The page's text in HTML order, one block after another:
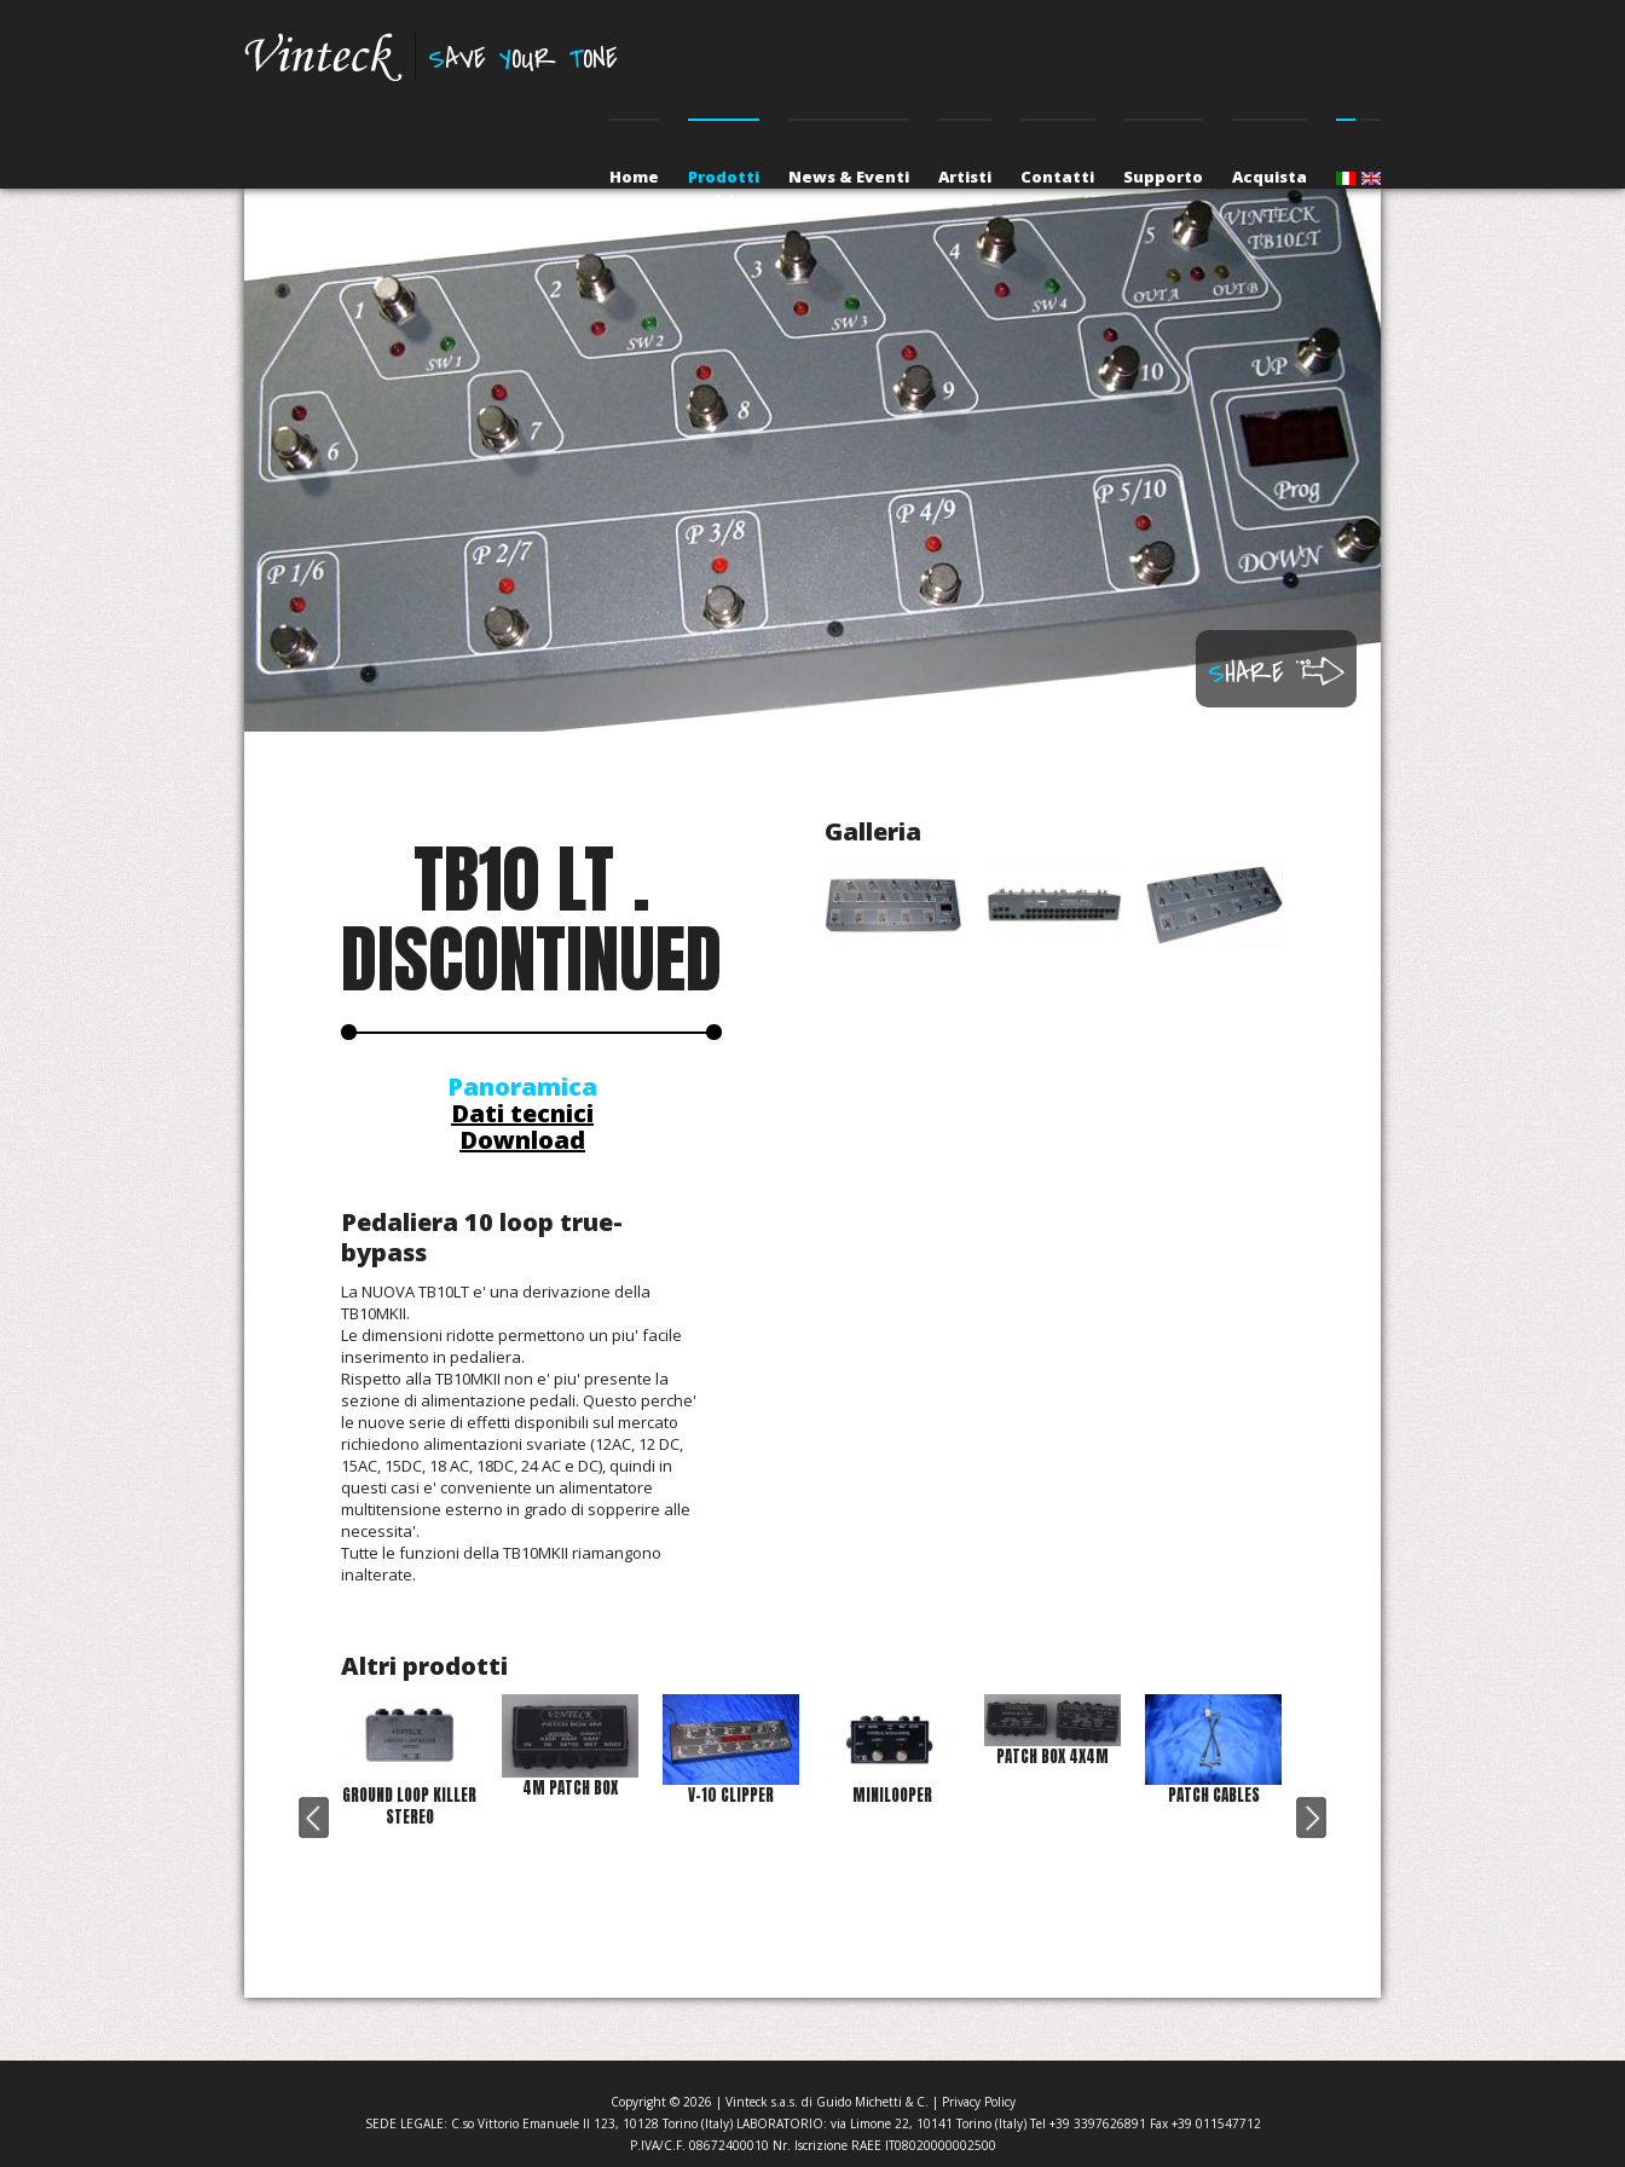
SAVE YOUR TONE
Home Prodotti News & Eventi Artisti Contatti Supporto Acquista
SHARE
TB10 LT .
DISCONTINUED
Panoramica
Dati tecnici
Download
Pedaliera 10 loop true-
bypass
La NUOVA TB10LT e' una derivazione della
TB10MKII.
Le dimensioni ridotte permettono un piu' facile
inserimento in pedaliera.
Rispetto alla TB10MKII non e' piu' presente la
sezione di alimentazione pedali. Questo perche'
le nuove serie di effetti disponibili sul mercato
richiedono alimentazioni svariate (12AC, 12 DC,
15AC, 15DC, 18 AC, 18DC, 24 AC e DC), quindi in
questi casi e' conveniente un alimentatore
multitensione esterno in grado di sopperire alle
necessita'.
Tutte le funzioni della TB10MKII riamangono
inalterate.
Galleria
Altri prodotti
GROUND LOOP KILLER
STEREO
4M PATCH BOX V-10 CLIPPER MINILOOPER
PATCH BOX 4X4M
PATCH CABLES
Copyright © 2026 | Vinteck s.a.s. di Guido Michetti & C. | Privacy Policy
SEDE LEGALE: C.so Vittorio Emanuele II 123, 10128 Torino (Italy) LABORATORIO: via Limone 22, 10141 Torino (Italy) Tel +39 3397626891 Fax +39 011547712
P.IVA/C.F. 08672400010 Nr. Iscrizione RAEE IT08020000002500